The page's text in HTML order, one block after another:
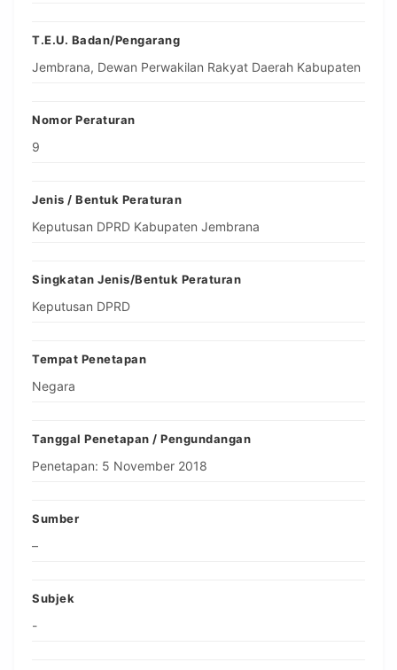
T.E.U. Badan/Pengarang
Jembrana, Dewan Perwakilan Rakyat Daerah Kabupaten
Nomor Peraturan
9
Jenis / Bentuk Peraturan
Keputusan DPRD Kabupaten Jembrana
Singkatan Jenis/Bentuk Peraturan
Keputusan DPRD
Tempat Penetapan
Negara
Tanggal Penetapan / Pengundangan
Penetapan: 5 November 2018
Sumber
–
Subjek
-